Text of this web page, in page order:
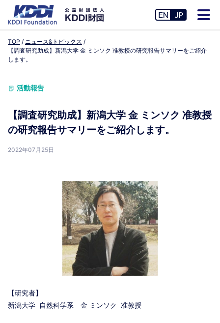
TOP
ニュース&トピックス
【調査研究助成】新潟大学 金 ミンソク 准教授の研究報告サマリーをご紹介
します。
活動報告
【調査研究助成】新潟大学 金 ミンソク 准教授
の研究報告サマリーをご紹介します。
2022年07月25日
【研究者】
新潟大学 自然科学系 金 ミンソク 准教授